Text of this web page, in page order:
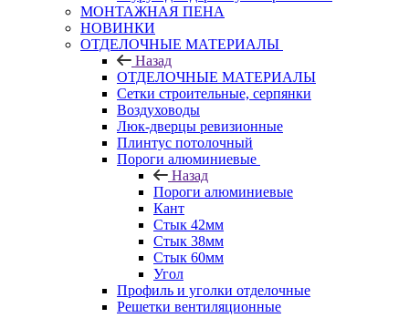
МОНТАЖНАЯ ПЕНА
НОВИНКИ
ОТДЕЛОЧНЫЕ МАТЕРИАЛЫ
Назад
ОТДЕЛОЧНЫЕ МАТЕРИАЛЫ
Сетки строительные, серпянки
Воздуховоды
Люк-дверцы ревизионные
Плинтус потолочный
Пороги алюминиевые
Назад
Пороги алюминиевые
Кант
Стык 42мм
Стык 38мм
Стык 60мм
Угол
Профиль и уголки отделочные
Решетки вентиляционные